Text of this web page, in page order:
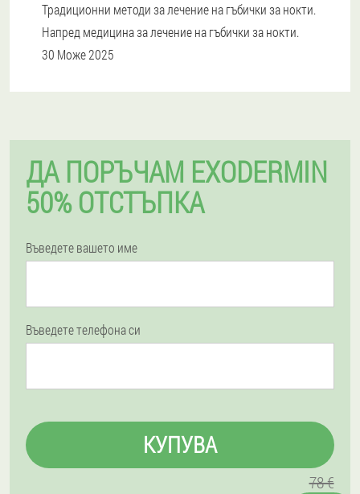
Традиционни методи за лечение на гъбички за нокти.
Напред медицина за лечение на гъбички за нокти.
30 Може 2025
ДА ПОРЪЧАМ EXODERMIN
50% ОТСТЪПКА
Въведете вашето име
Въведете телефона си
КУПУВА
78 €